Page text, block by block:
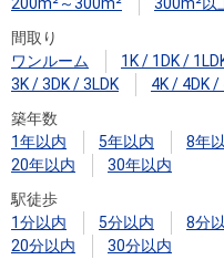
間取り
ワンルーム
1K / 1DK /
3K / 3DK / 3LDK
4K / 4DK /
築年数
1年以内
5年以内 8年
20年以内
30年以内
駅徒歩
1分以内
5分以内 8分
20分以内
30分以内